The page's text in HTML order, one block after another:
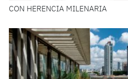
CON HERENCIA MILENARIA